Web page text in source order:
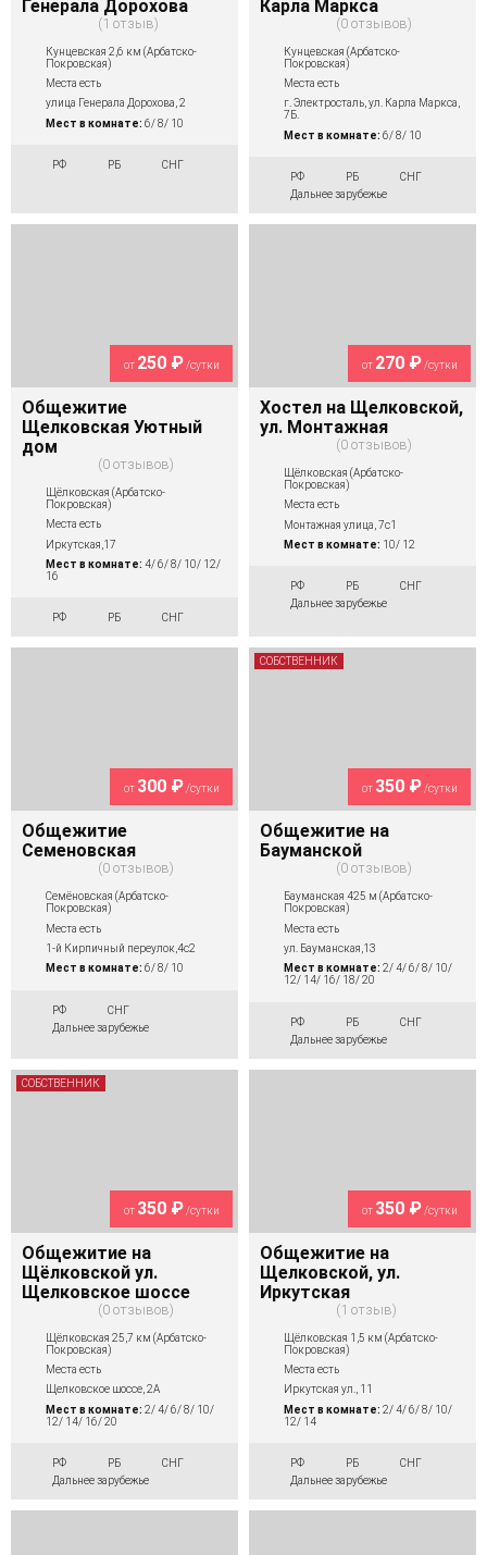
Генерала Дорохова
1 отзыв
Кунцевская 2,6 км (Арбатско-
Покровская)
Места есть
улица Генерала Дорохова, 2
Мест в комнате: 6/ 8/ 10
РФ РБ СНГ
Карла Маркса
0 отзывов
Кунцевская (Арбатско-
Покровская)
Места есть
г. Электросталь, ул. Карла Маркса,
7Б.
Мест в комнате: 6/ 8/ 10
РФ РБ
СНГ
Дальнее зарубежье
от 250 ₽/сутки
Общежитие
Щелковская Уютный
дом
0 отзывов
Щёлковская (Арбатско-
Покровская)
Места есть
Иркутская,17
Мест в комнате: 4/ 6/ 8/ 10/ 12/
16
РФ РБ СНГ
от 270 ₽/сутки
Хостел на Щелковской,
ул. Монтажная
0 отзывов
Щёлковская (Арбатско-
Покровская)
Места есть
Монтажная улица, 7с1
Мест в комнате: 10/ 12
РФ РБ
СНГ
Дальнее зарубежье
от 300 ₽/сутки
Общежитие
Семеновская
0 отзывов
Семёновская (Арбатско-
Покровская)
Места есть
1-й Кирпичный переулок,4с2
Мест в комнате: 6/ 8/ 10
РФ
СНГ
Дальнее зарубежье
от 350 ₽/сутки
Общежитие на
Бауманской
0 отзывов
Бауманская 425 м (Арбатско-
Покровская)
Места есть
ул. Бауманская,13
Мест в комнате: 2/ 4/ 6/ 8/ 10/
12/ 14/ 16/ 18/ 20
РФ РБ
СНГ
Дальнее зарубежье
СОБСТВЕННИК
от 350 ₽/сутки
Общежитие на
Щёлковской ул.
Щелковское шоссе
0 отзывов
Щёлковская 25,7 км (Арбатско-
Покровская)
Места есть
Щелковское шоссе, 2А
Мест в комнате: 2/ 4/ 6/ 8/ 10/
12/ 14/ 16/ 20
РФ РБ
СНГ
Дальнее зарубежье
СОБСТВЕННИК
от 350 ₽/сутки
Общежитие на
Щелковской, ул.
Иркутская
1 отзыв
Щёлковская 1,5 км (Арбатско-
Покровская)
Места есть
Иркутская ул., 11
Мест в комнате: 2/ 4/ 6/ 8/ 10/
12/ 14
РФ РБ
СНГ
Дальнее зарубежье